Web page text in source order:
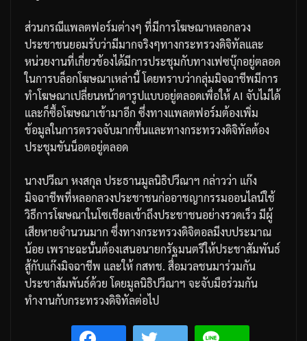
ส่วนกรณีแพลตฟอร์มต่างๆ ที่มีการโฆษณาหลอกลวง
ประชาชนยอมรับว่ามีมากจริงๆทางกระทรวงดิจิทัลและ
หน่วยงานที่เกี่ยวข้องได้มีการประชุมกับทางเฟซบุ๊กอยู่ตลอด
ในการบล็อกโฆษณาเหล่านี้โดยทราบว่ากลุ่มมิจฉาชีพมีการ
ทำโฆษณาเปลี่ยนหน้าตารูปแบบอยู่ตลอดเพื่อให้AI จับไม่ได้
และก็ซื้อโฆษณาเข้ามาอีก ซึ่งทางแพลตฟอร์มต้องเพิ่ม
ข้อมูลในการตรวจจับมากขึ้นและทางกระทรวงดิจิทัลต้อง
ประชุมขันน็อตอยู่ตลอด
นางปวีณา หงสกุล ประธานมูลนิธิปวีณาฯ กล่าวว่า แก๊ง
มิจฉาชีพที่หลอกลวงประชาชนก่ออาชญากรรมออนไลน์ใช้
วิธีการโฆษณาในโซเชียลเข้าถึงประชาชนอย่างรวดเร็ว มีผู้
เสียหายจำนวนมาก ซึ่งทางกระทรวงดิจิตอลมีงบประมาณ
น้อย เพราะฉะนั้นต้องเสนอนายกรัฐมนตรีให้ประชาสัมพันธ์
สู้กับแก๊งมิจฉาชีพ และให้กสทช. สื่อมวลชนมาร่วมกัน
ประชาสัมพันธ์ด้วย โดยมูลนิธิปวีณาฯ จะจับมือร่วมกัน
ทำงานกับกระทรวงดิจิทัลต่อไป